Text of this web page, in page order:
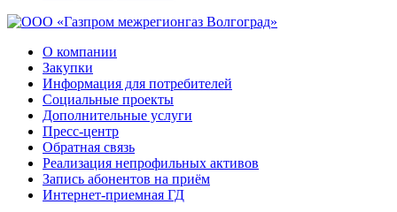
О компании
Закупки
Информация для потребителей
Социальные проекты
Дополнительные услуги
Пресс-центр
Обратная связь
Реализация непрофильных активов
Запись абонентов на приём
Интернет-приемная ГД